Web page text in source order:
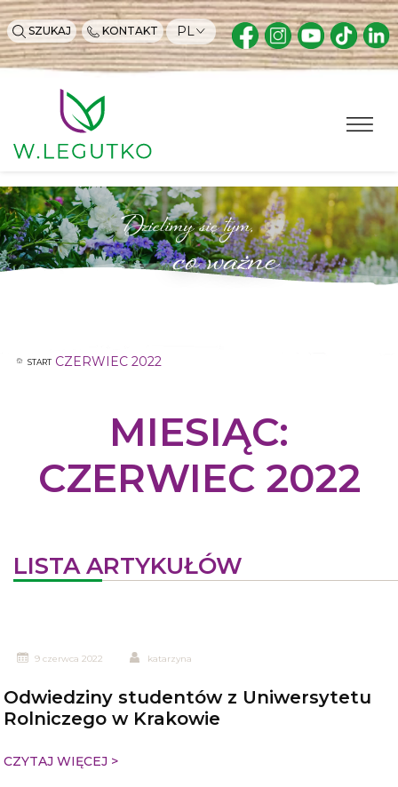
SZUKAJ KONTAKT PL
Dzielimy się tym,
co ważne
START CZERWIEC 2022
MIESIĄC:
CZERWIEC 2022
LISTA ARTYKUŁÓW
9 czerwca 2022 katarzyna
Odwiedziny studentów z Uniwersytetu
Rolniczego w Krakowie
CZYTAJ WIĘCEJ >